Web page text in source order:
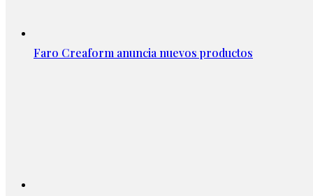
Faro Creaform anuncia nuevos productos